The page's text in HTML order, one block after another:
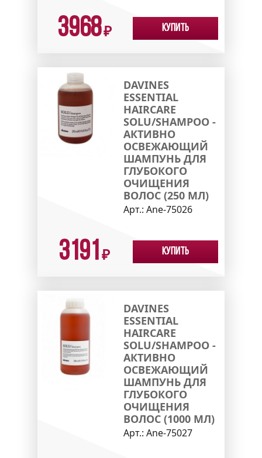
3968₽ Купить
DAVINES
ESSENTIAL
HAIRCARE
SOLU/SHAMPOO -
АКТИВНО
ОСВЕЖАЮЩИЙ
ШАМПУНЬ ДЛЯ
ГЛУБОКОГО
ОЧИЩЕНИЯ
ВОЛОС (250 МЛ)
Арт.: Ane-75026
3191 ₽ Купить
DAVINES
ESSENTIAL
HAIRCARE
SOLU/SHAMPOO -
АКТИВНО
ОСВЕЖАЮЩИЙ
ШАМПУНЬ ДЛЯ
ГЛУБОКОГО
ОЧИЩЕНИЯ
ВОЛОС (1000 МЛ)
Арт.: Ane-75027